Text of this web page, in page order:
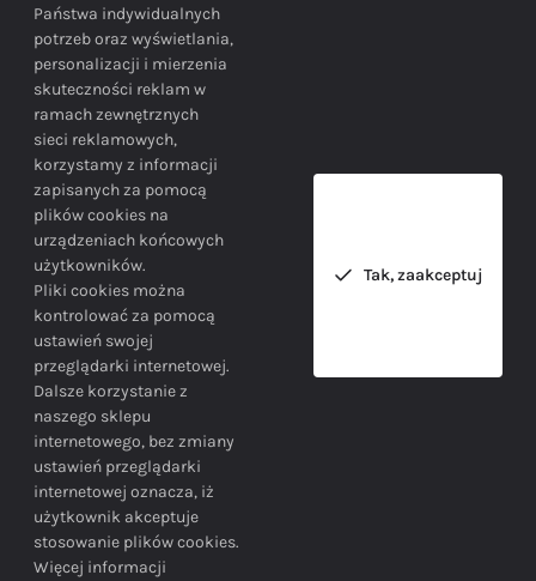
BEZPIECZEŃSTWO
Bezpieczne zakupy gwarantowane!
INFORMACJE
SIEDZIBA FIRMY
Państwa indywidualnych
potrzeb oraz wyświetlania,
personalizacji i mierzenia
skuteczności reklam w
ramach zewnętrznych
sieci reklamowych,
korzystamy z informacji
zapisanych za pomocą
plików cookies na
urządzeniach końcowych
użytkowników.
Pliki cookies można
kontrolować za pomocą
ustawień swojej
przeglądarki internetowej.
Dalsze korzystanie z
naszego sklepu
internetowego, bez zmiany
ustawień przeglądarki
internetowej oznacza, iż
użytkownik akceptuje
stosowanie plików cookies.
Więcej informacji
Tak, zaakceptuj